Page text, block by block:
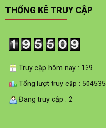
THỐNG KÊ TRUY CẬP
Truy cập hôm nay : 139
Tổng lượt truy cập : 504535
Đang truy cập : 2